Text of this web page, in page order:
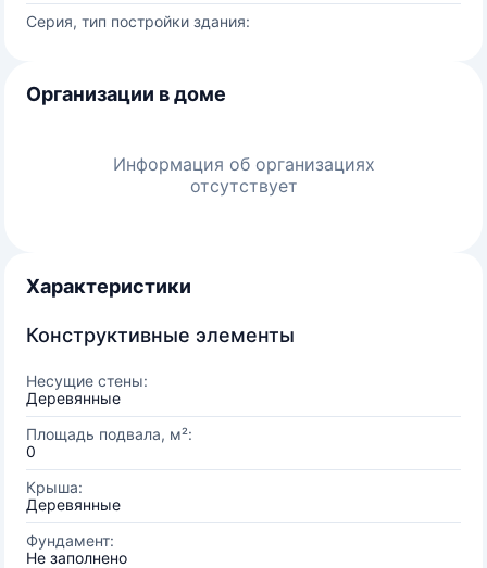
Серия, тип постройки здания:
Организации в доме
Информация об организациях
отсутствует
Характеристики
Конструктивные элементы
Несущие стены:
Деревянные
Площадь подвала, м²:
0
Крыша:
Деревянные
Фундамент:
Не заполнено